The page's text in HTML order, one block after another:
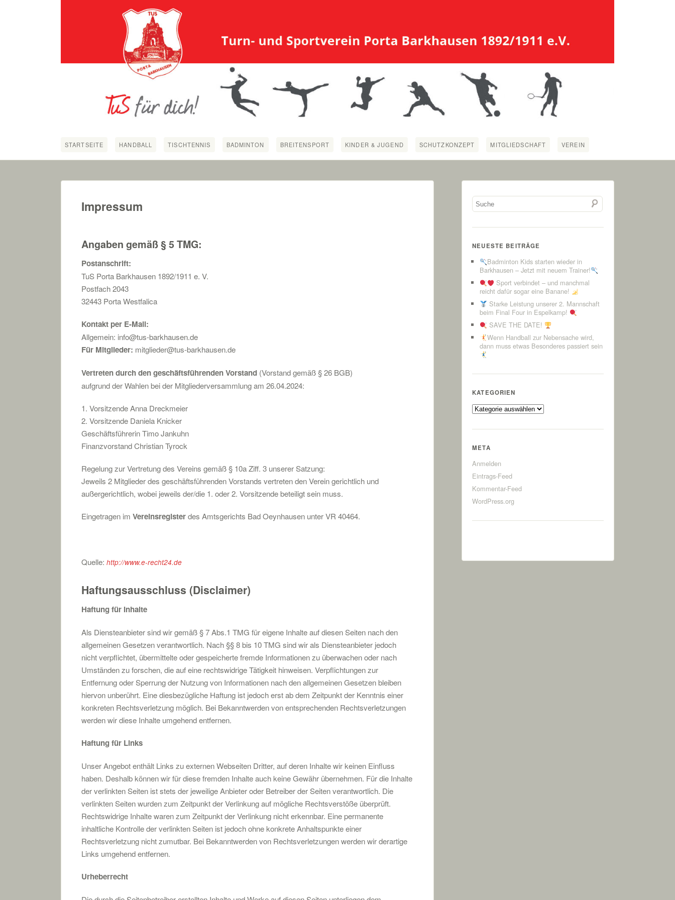
STARTSEITE HANDBALL TISCHTENNIS BADMINTON BREITENSPORT KINDER & JUGEND SCHUTZKONZEPT MITGLIEDSCHAFT VEREIN
Impressum
Angaben gemäß § 5 TMG:
Postanschrift:
TuS Porta Barkhausen 1892/1911 e. V.
Postfach 2043
32443 Porta Westfalica
Kontakt per E-Mail:
Allgemein: info@tus-barkhausen.de
Für Mitglieder: mitglieder@tus-barkhausen.de
Vertreten durch den geschäftsführenden Vorstand (Vorstand gemäß § 26 BGB)
aufgrund der Wahlen bei der Mitgliederversammlung am 26.04.2024:
1. Vorsitzende Anna Dreckmeier
2. Vorsitzende Daniela Knicker
Geschäftsführerin Timo Jankuhn
Finanzvorstand Christian Tyrock
Regelung zur Vertretung des Vereins gemäß § 10a Ziff. 3 unserer Satzung:
Jeweils 2 Mitglieder des geschäftsführenden Vorstands vertreten den Verein gerichtlich und
außergerichtlich, wobei jeweils der/die 1. oder 2. Vorsitzende beteiligt sein muss.
Eingetragen im Vereinsregisterdes Amtsgerichts Bad Oeynhausen unter VR 40464.
Quelle: http://www.e-recht24.de
Haftungsausschluss (Disclaimer)
Haftung für Inhalte
Als Diensteanbieter sind wir gemäß § 7 Abs.1 TMG für eigene Inhalte auf diesen Seiten nach den
allgemeinen Gesetzen verantwortlich. Nach §§ 8 bis 10 TMG sind wir als Diensteanbieter jedoch
nicht verpflichtet, übermittelte oder gespeicherte fremde Informationen zu überwachen oder nach
Umständen zu forschen, die auf eine rechtswidrige Tätigkeit hinweisen. Verpflichtungen zur
Entfernung oder Sperrung der Nutzung von Informationen nach den allgemeinen Gesetzen bleiben
hiervon unberührt. Eine diesbezügliche Haftung ist jedoch erst ab dem Zeitpunkt der Kenntnis einer
konkreten Rechtsverletzung möglich. Bei Bekanntwerden von entsprechenden Rechtsverletzungen
werden wir diese Inhalte umgehend entfernen.
Haftung für Links
Unser Angebot enthält Links zu externen Webseiten Dritter, auf deren Inhalte wir keinen Einfluss
haben. Deshalb können wir für diese fremden Inhalte auch keine Gewähr übernehmen. Für die Inhalte
der verlinkten Seiten ist stets der jeweilige Anbieter oder Betreiber der Seiten verantwortlich. Die
verlinkten Seiten wurden zum Zeitpunkt der Verlinkung auf mögliche Rechtsverstöße überprüft.
Rechtswidrige Inhalte waren zum Zeitpunkt der Verlinkung nicht erkennbar. Eine permanente
inhaltliche Kontrolle der verlinkten Seiten ist jedoch ohne konkrete Anhaltspunkte einer
Rechtsverletzung nicht zumutbar. Bei Bekanntwerden von Rechtsverletzungen werden wir derartige
Links umgehend entfernen.
Urheberrecht
NEUESTE BEITRÄGE
Badminton Kids starten wieder in
Barkhausen – Jetzt mit neuem Trainer!
Sport verbindet – und manchmal
reicht dafür sogar eine Banane!
Starke Leistung unserer 2. Mannschaft
beim Final Four in Espelkamp!
SAVE THE DATE!
Wenn Handball zur Nebensache wird,
dann muss etwas Besonderes passiert sein
KATEGORIEN
Kategorien
META
Anmelden
Eintrags-Feed
Kommentar-Feed
WordPress.org